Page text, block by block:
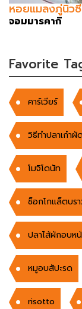
หอยแมลงภู่นิว
จอมมารคากิ
Favorite
คาร์เวียร์
วิธีทำปลาเก๋าผั
โมจิโดนัท
ช็อกโกแล็ตบร
ปลาไส้ผักอบห
หมูอบสัปะรด
risotto